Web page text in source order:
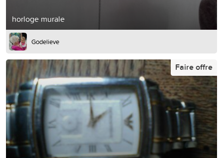
horloge murale
Godelieve
Faire offre